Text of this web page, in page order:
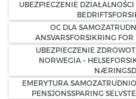
UBEZPIECZENIE
OC DLA
ANSVARSFORSIKRING
UBEZPIECZENIE
NORWEGIA –
EMERYTURA
PENSJONSSPARING